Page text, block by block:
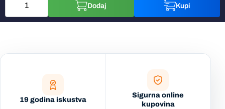
Dodaj Kupi
19 godina iskustva
Sigurna online
kupovina